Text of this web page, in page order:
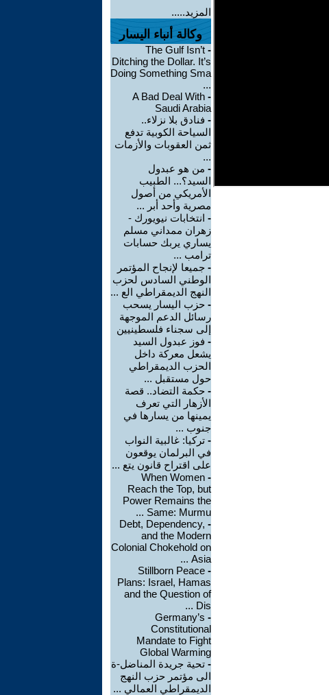
المزيد.....
وكالة أنباء اليسار
-
The Gulf Isn’t
Ditching the Dollar. It’s
Doing Something Sma
...
-
A Bad Deal With
Saudi Arabia
- فنادق بلا نزلاء..
السياحة الكوبية تدفع
ثمن العقوبات والأزمات
...
- من هو عبدول
السيد؟... الطبيب
الأمريكي من أصول
مصرية وأحد أبر ...
- انتخابات نيويورك -
زهران ممداني مسلم
يساري يربك حسابات
ترامب ...
- جميعا لإنجاح المؤتمر
الوطني السادس لحزب
النهج الديمقراطي الع ...
- حزب اليسار يسحب
رسائل الدعم الموجهة
إلى سجناء فلسطينيين
- فوز عبدول السيد
يشعل معركة داخل
الحزب الديمقراطي
حول مستقبل ...
- حكمة التضاد.. قصة
الأزهار التي تعرف
يمينها من يسارها في
جنوب ...
- تركيا: غالبية النواب
في البرلمان يوقعون
على اقتراح قانون يتع ...
-
When Women
Reach the Top, but
Power Remains the
Same: Murmu ...
-
Debt, Dependency,
and the Modern
Colonial Chokehold on
Asia ...
-
Stillborn Peace
Plans: Israel, Hamas
and the Question of
Dis ...
-
Germany’s
Constitutional
Mandate to Fight
Global Warming
- تحية جريدة المناضل-ة
الى مؤتمر حزب النهج
الديمقراطي العمالي ...